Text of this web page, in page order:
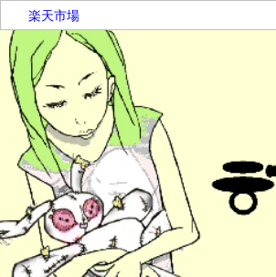
楽天市場